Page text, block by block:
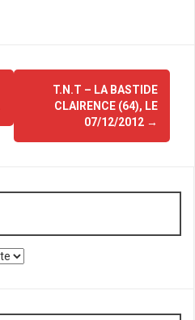
T.N.T – LA BASTIDE
CLAIRENCE (64), LE
07/12/2012 →